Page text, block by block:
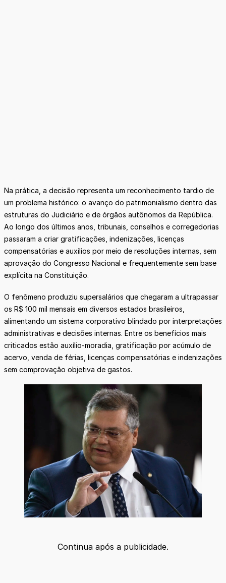
Na prática, a decisão representa um reconhecimento tardio de
um problema histórico: o avanço do patrimonialismo dentro das
estruturas do Judiciário e de órgãos autônomos da República.
Ao longo dos últimos anos, tribunais, conselhos e corregedorias
passaram a criar gratificações, indenizações, licenças
compensatórias e auxílios por meio de resoluções internas, sem
aprovação do Congresso Nacional e frequentemente sem base
explícita na Constituição.
O fenômeno produziu supersalários que chegaram a ultrapassar
os R$ 100 mil mensais em diversos estados brasileiros,
alimentando um sistema corporativo blindado por interpretações
administrativas e decisões internas. Entre os benefícios mais
criticados estão auxílio-moradia, gratificação por acúmulo de
acervo, venda de férias, licenças compensatórias e indenizações
sem comprovação objetiva de gastos.
Continua após a publicidade.